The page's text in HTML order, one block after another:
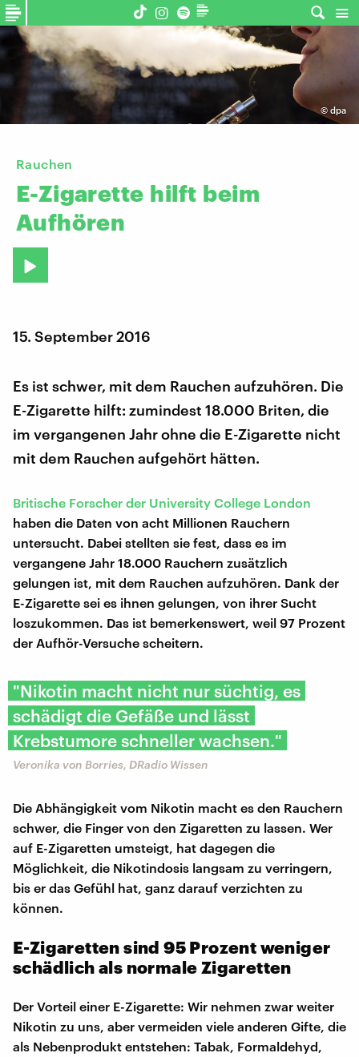
© dpa
Rauchen
E-Zigarette hilft beim
Aufhören
15. September 2016
Es ist schwer, mit dem Rauchen aufzuhören. Die
E-Zigarette hilft: zumindest 18.000 Briten, die
im vergangenen Jahr ohne die E-Zigarette nicht
mit dem Rauchen aufgehört hätten.
Britische Forscher der University College London
haben die Daten von acht Millionen Rauchern
untersucht. Dabei stellten sie fest, dass es im
vergangene Jahr 18.000 Rauchern zusätzlich
gelungen ist, mit dem Rauchen aufzuhören. Dank der
E-Zigarette sei es ihnen gelungen, von ihrer Sucht
loszukommen. Das ist bemerkenswert, weil 97 Prozent
der Aufhör-Versuche scheitern.
"Nikotin macht nicht nur süchtig, es
schädigt die Gefäße und lässt
Krebstumore schneller wachsen."
Veronika von Borries, DRadio Wissen
Die Abhängigkeit vom Nikotin macht es den Rauchern
schwer, die Finger von den Zigaretten zu lassen. Wer
auf E-Zigaretten umsteigt, hat dagegen die
Möglichkeit, die Nikotindosis langsam zu verringern,
bis er das Gefühl hat, ganz darauf verzichten zu
können.
E-Zigaretten sind 95 Prozent weniger
schädlich als normale Zigaretten
Der Vorteil einer E-Zigarette: Wir nehmen zwar weiter
Nikotin zu uns, aber vermeiden viele anderen Gifte, die
als Nebenprodukt entstehen: Tabak, Formaldehyd,